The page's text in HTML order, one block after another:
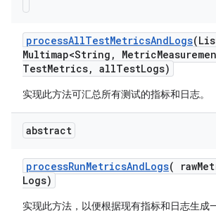
processAllTestMetricsAndLogs
Multimap<String , Metric
TestMetrics, allTestLogs)
实现此方法可汇总所有测试的指标和日志。
abstract
processRunMetricsAndLogs( raw
Logs)
实现此方法，以便根据现有指标和日志生成